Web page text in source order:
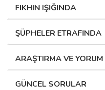
FIKHIN IŞIĞINDA
ŞÜPHELER ETRAFINDA
ARAŞTIRMA VE YORUM
GÜNCEL SORULAR